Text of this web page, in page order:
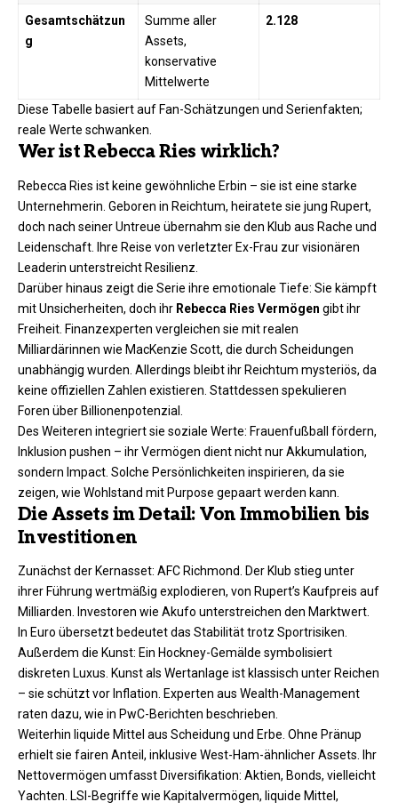
Gesamtschätzun
g
Summe aller
Assets,
konservative
Mittelwerte
2.128
Diese Tabelle basiert auf Fan-Schätzungen und Serienfakten;
reale Werte schwanken.
Wer ist Rebecca Ries wirklich?
Rebecca Ries ist keine gewöhnliche Erbin – sie ist eine starke
Unternehmerin. Geboren in Reichtum, heiratete sie jung Rupert,
doch nach seiner Untreue übernahm sie den Klub aus Rache und
Leidenschaft. Ihre Reise von verletzter Ex-Frau zur visionären
Leaderin unterstreicht Resilienz.​
Darüber hinaus zeigt die Serie ihre emotionale Tiefe: Sie kämpft
mit Unsicherheiten, doch ihr Rebecca Ries Vermögen gibt ihr
Freiheit. Finanzexperten vergleichen sie mit realen
Milliardärinnen wie MacKenzie Scott, die durch Scheidungen
unabhängig wurden. Allerdings bleibt ihr Reichtum mysteriös, da
keine offiziellen Zahlen existieren. Stattdessen spekulieren
Foren über Billionenpotenzial.​
Des Weiteren integriert sie soziale Werte: Frauenfußball fördern,
Inklusion pushen – ihr Vermögen dient nicht nur Akkumulation,
sondern Impact. Solche Persönlichkeiten inspirieren, da sie
zeigen, wie Wohlstand mit Purpose gepaart werden kann.
Die Assets im Detail: Von Immobilien bis
Investitionen
Zunächst der Kernasset: AFC Richmond. Der Klub stieg unter
ihrer Führung wertmäßig explodieren, von Rupert’s Kaufpreis auf
Milliarden. Investoren wie Akufo unterstreichen den Marktwert.
In Euro übersetzt bedeutet das Stabilität trotz Sportrisiken.​
Außerdem die Kunst: Ein Hockney-Gemälde symbolisiert
diskreten Luxus. Kunst als Wertanlage ist klassisch unter Reichen
– sie schützt vor Inflation. Experten aus Wealth-Management
raten dazu, wie in PwC-Berichten beschrieben.​
Weiterhin liquide Mittel aus Scheidung und Erbe. Ohne Pränup
erhielt sie fairen Anteil, inklusive West-Ham-ähnlicher Assets. Ihr
Nettovermögen umfasst Diversifikation: Aktien, Bonds, vielleicht
Yachten. LSI-Begriffe wie Kapitalvermögen, liquide Mittel,